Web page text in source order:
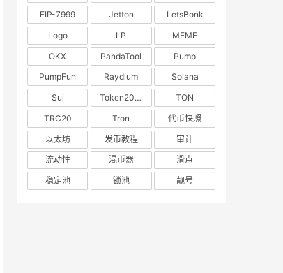
EIP-7999
Jetton
LetsBonk
Logo
LP
MEME
OKX
PandaTool
Pump
PumpFun
Raydium
Solana
Sui
Token2022
TON
TRC20
Tron
代币快照
以太坊
发币教程
审计
流动性
混币器
滑点
稳定池
锁池 靓号